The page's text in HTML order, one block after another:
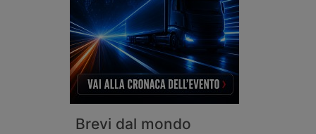
Brevi dal mondo